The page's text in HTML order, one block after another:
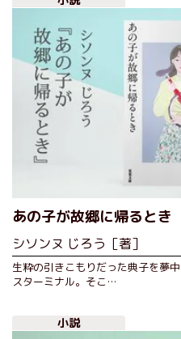
あの子が故郷に帰るとき
シソンヌ じろう［著］
生粋の引きこもりだった典子を夢
スターミナル。そこ…
小説